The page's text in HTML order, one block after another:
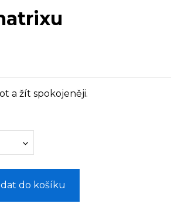
a žít spokojeněji.
do košíku